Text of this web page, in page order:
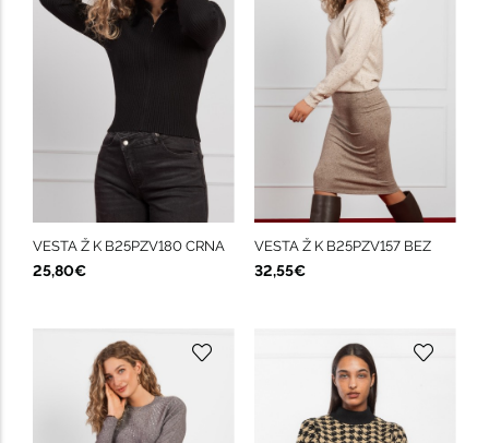
VESTA Ž K B25PZV180 CRNA
25,80€
VESTA Ž K B25PZV157 BEZ
32,55€